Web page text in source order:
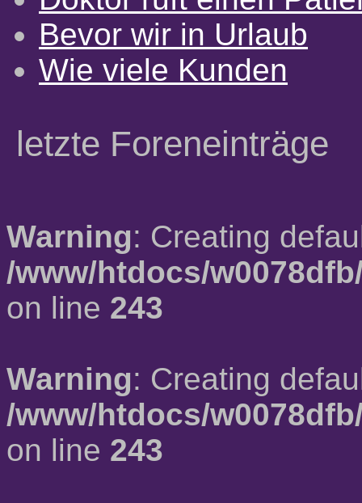
Bevor wir in Urlaub
Wie viele Kunden
letzte Foreneinträge
Warning: Creating
/www/htdocs/
on line 243
Warning: Creating
/www/htdocs/
on line 243